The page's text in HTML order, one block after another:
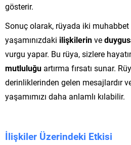
gösterir.
Sonuç olarak, rüyada iki
yaşamınızdaki ilişkilerinve
vurgu yapar. Bu rüya, sizlere
mutluluğu artırma fırsatı sunar.
derinliklerinden gelen mesajlardır
yaşamımızı daha anlamlı kılabilir.
İlişkiler Üzerindeki Etkisi